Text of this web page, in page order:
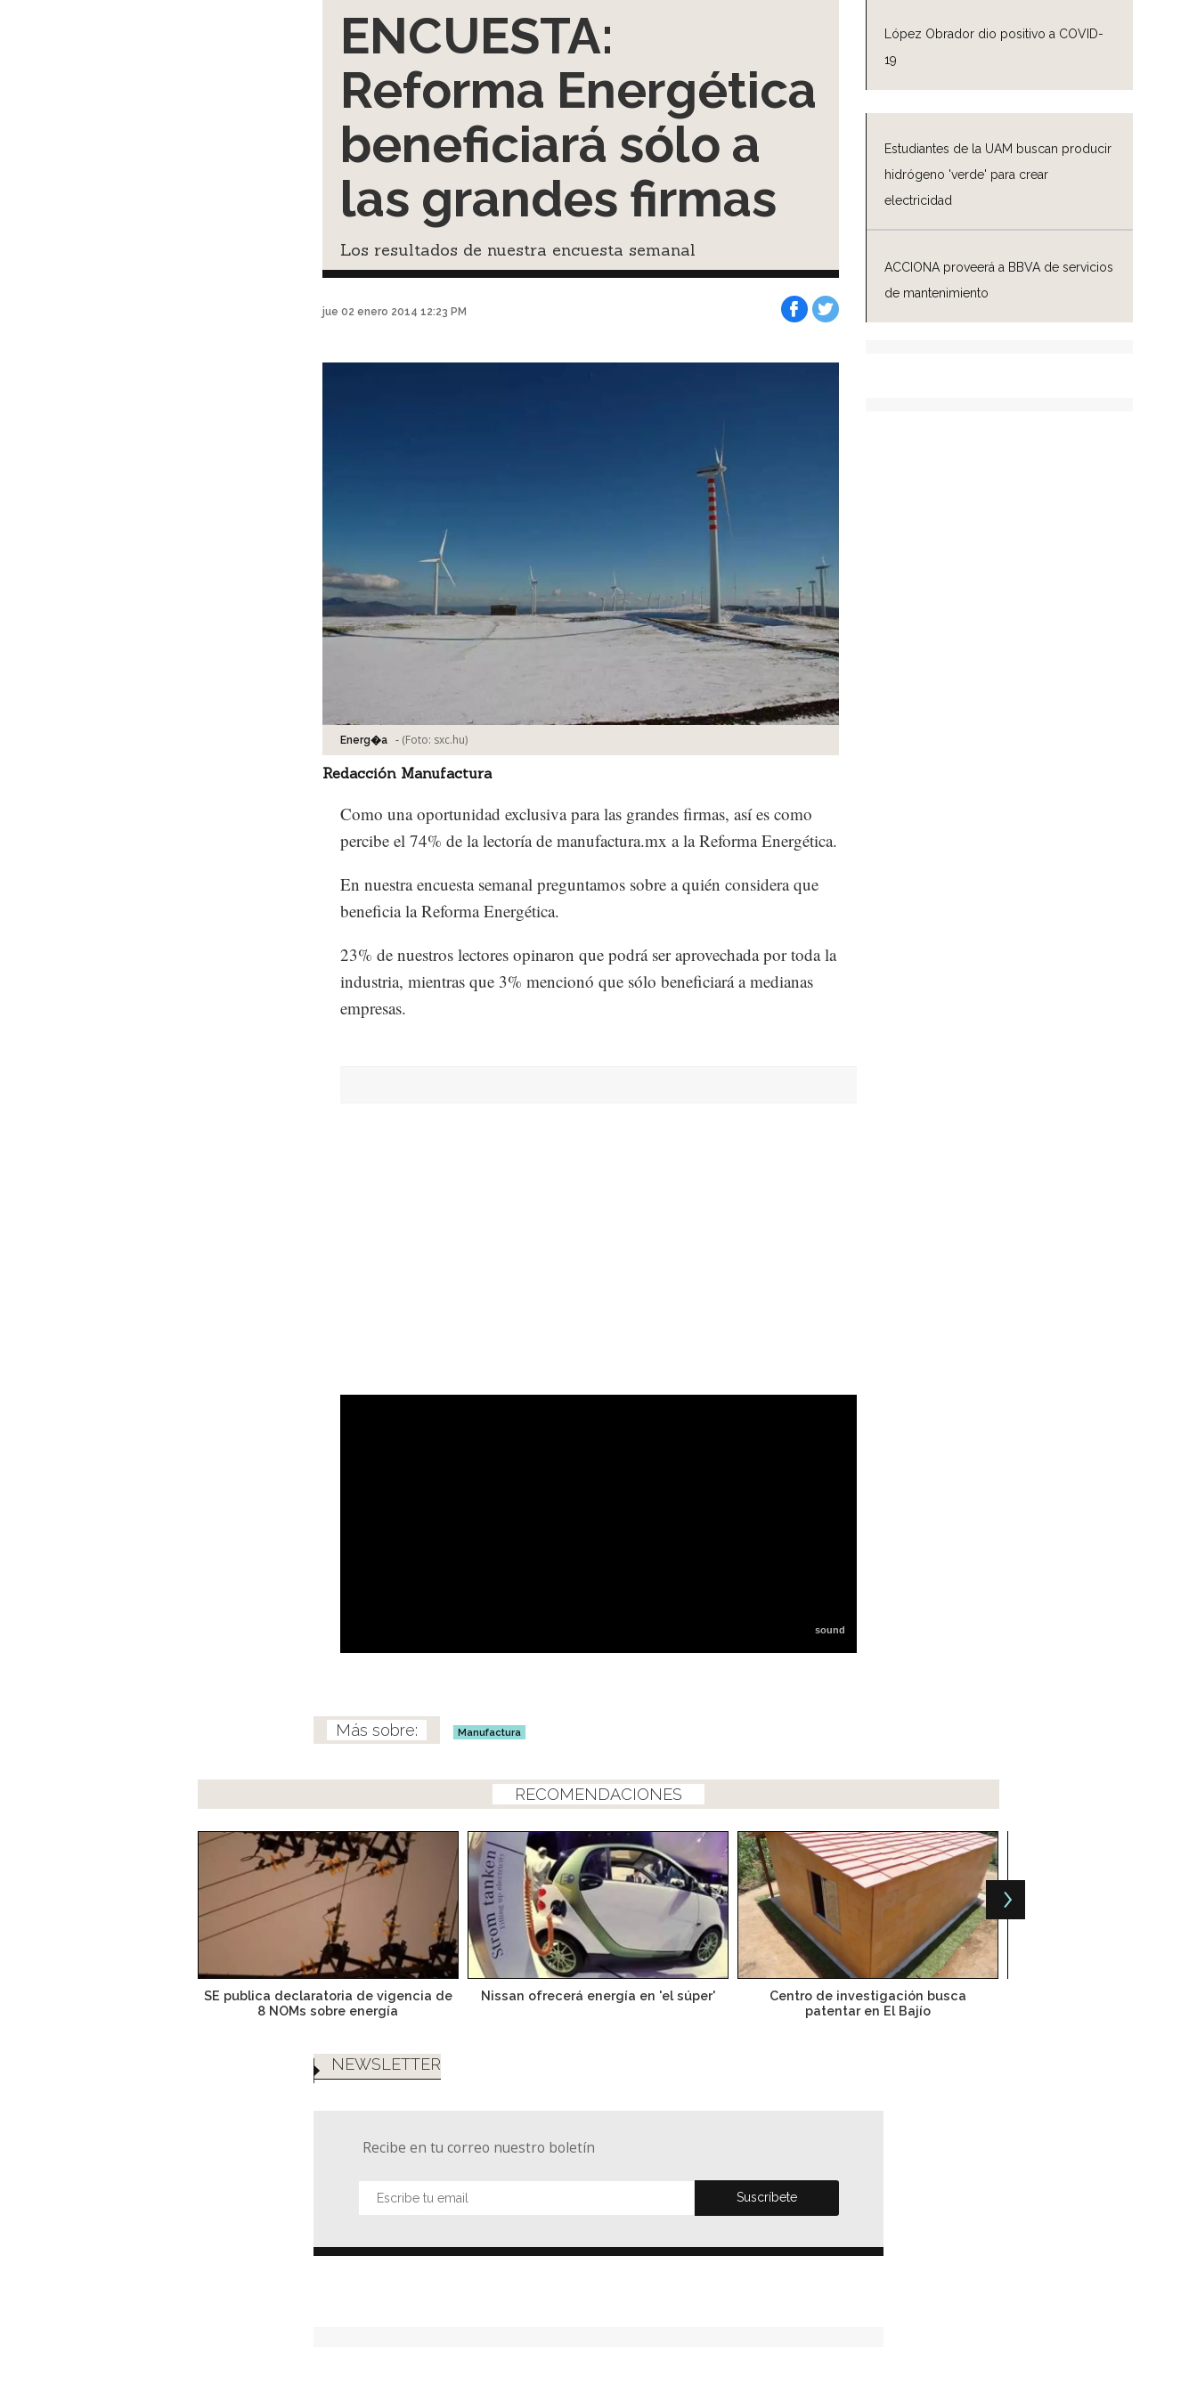
López Obrador dio positivo a COVID-
19
Estudiantes de la UAM buscan producir
hidrógeno 'verde' para crear
electricidad
ACCIONA proveerá a BBVA de servicios
de mantenimiento
ENCUESTA:
Reforma Energética
beneficiará sólo a
las grandes firmas
Los resultados de nuestra encuesta semanal
jue 02 enero 2014 12:23 PM
Energ�a - (Foto: sxc.hu)
Redacción Manufactura
Como una oportunidad exclusiva para las grandes firmas, así es como
percibe el 74% de la lectoría de manufactura.mx a la Reforma Energética.
En nuestra encuesta semanal preguntamos sobre a quién considera que
beneficia la Reforma Energética.
23% de nuestros lectores opinaron que podrá ser aprovechada por toda la
industria, mientras que 3% mencionó que sólo beneficiará a medianas
empresas.
Manufactura
RECOMENDACIONES
SE publica declaratoria de vigencia de
8 NOMs sobre energía
Nissan ofrecerá energía en 'el súper'
Centro de investigación busca
patentar en El Bajío
NEWSLETTER
Recibe en tu correo nuestro boletín